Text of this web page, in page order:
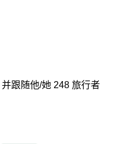
并跟随他/她 248 旅行者